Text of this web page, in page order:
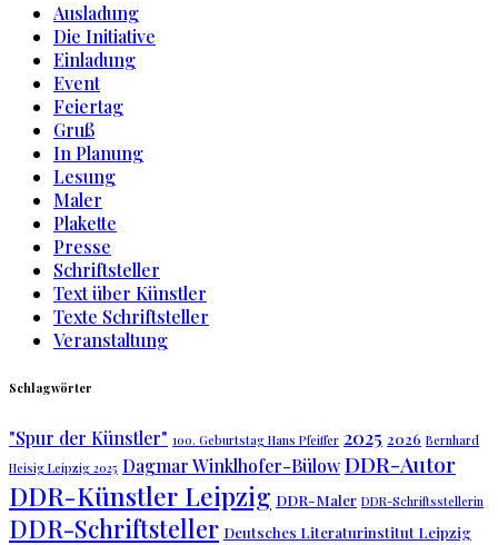
Ausladung
Die Initiative
Einladung
Event
Feiertag
Gruß
In Planung
Lesung
Maler
Plakette
Presse
Schriftsteller
Text über Künstler
Texte Schriftsteller
Veranstaltung
Schlagwörter
"Spur der Künstler" 100. Geburtstag Hans Pfeiffer 2025 2026 Bernhard
Heisig Leipzig 2025 Dagmar Winklhofer-BülowDDR-Autor
DDR-Künstler Leipzig DDR-Maler DDR-Schriftsstellerin
DDR-Schriftsteller Deutsches Literaturinstitut Leipzig